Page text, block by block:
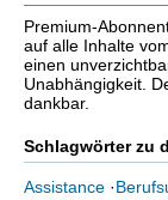
Premium-
auf alle Inhalte
einen
Unabhängigkeit.
dankbar.
Schlagwörter zu
Assistance ·